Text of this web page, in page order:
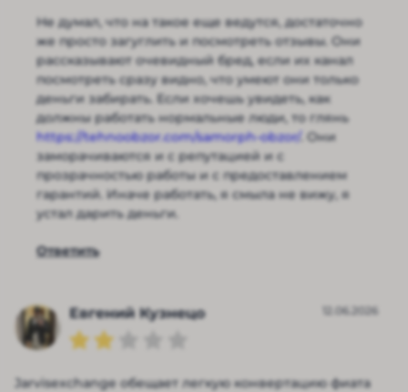
Не думал, что на такое еще ведутся, достаточно
же просто загуглить и посмотреть отзывы. Они
рассказывают очевидный бред, если их канал
посмотреть сразу видно, что умеют они только
деньги забирать. Если хочешь увидеть, как
должны работать нормальные люди, то глянь
https://tehnoobzor.com/samorph-obzor/ . Они
заморачиваются и с репутацией и с
прозрачностью работы и с предоставлением
гарантий. Иначе работать, я смыла не вижу, я
устал дарить деньги.
Ответить
Евгений Кузнецо 12.06.2026
Jarvisexchange обещает легкую конвертацию фиата